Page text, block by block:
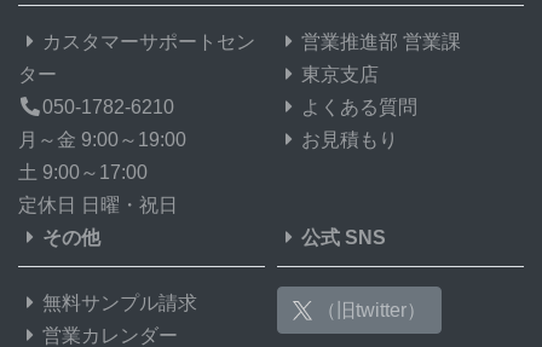
カスタマーサポートセン
ター
050-1782-6210
月～金 9:00～19:00
土 9:00～17:00
定休日 日曜・祝日
営業推進部 営業課
東京支店
よくある質問
お見積もり
その他
無料サンプル請求
営業カレンダー
公式 SNS
（旧twitter）